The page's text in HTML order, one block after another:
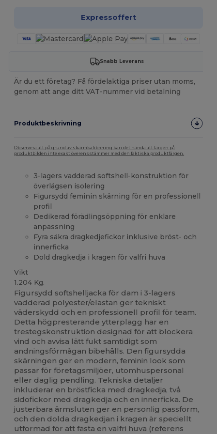
Expressoffert
Snabb Leverans
Är du ett företag? Få fördelaktiga priser utan moms,
genom att ange ditt VAT-nummer vid betalning
Produktbeskrivning
Observera att på grund av skärmkalibrering kan det hända att färgen på
produktbilden inte exakt överensstämmer med den faktiska produktfärgen.
3-lagers vadderad softshell-konstruktion för
överlägsen isolering
Figursydd feminin skärning för en professionell
profil
Dedikerad förädlingsöppning för enklare
anpassning
Fyra säkra dragkedjefickor inklusive bröst- och
innerficka
Dold dragkedja i kragen för valfri huva
Vikt
1.204 Kg.
Figursydd softshelljacka för dam i 3-lagers
vadderad polyester/elastan ger tekniskt
väderskydd och en professionell profil för team.
Detta högpresterande ytterplagg har en
trestegskonstruktion designad för att blockera
vind och avvisa lätt fukt samtidigt som
andningsförmågan bibehålls. Den figursydda
skärningen ger en modern, feminin look som
passar för företagsmiljöer, utomhuspersonal
eller daglig pendling. Tekniska detaljer
inkluderar en bröstficka med dragkedja, två
sidofickor med dragkedja och en innerficka. De
justerbara ärmsluten ger en personlig passform,
och den dolda dragkedjan i kragen är speciellt
utformad för att fästa en valfri huva (referens